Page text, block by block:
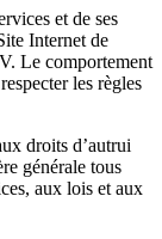
et de ses
Internet de
Le comportement
les règles
droits d’autrui
générale tous
aux lois et aux